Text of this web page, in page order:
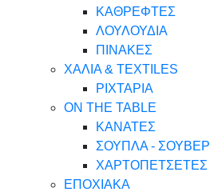
ΚΑΘΡΕΦΤΕΣ
ΛΟΥΛΟΥΔΙΑ
ΠΙΝΑΚΕΣ
ΧΑΛΙΑ & TEXTILES
ΡΙΧΤΑΡΙΑ
ON THE TABLE
ΚΑΝΑΤΕΣ
ΣΟΥΠΛΑ - ΣΟΥΒΕΡ
ΧΑΡΤΟΠΕΤΣΕΤΕΣ
ΕΠΟΧΙΑΚΑ